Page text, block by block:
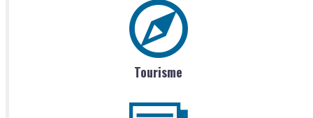
Tourisme